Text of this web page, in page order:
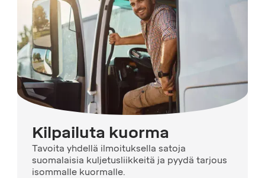
Kilpailuta kuorma
Tavoita yhdellä ilmoituksella satoja
suomalaisia kuljetusliikkeitä ja pyydä tarjous
isommalle kuormalle.